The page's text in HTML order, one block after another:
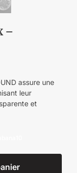
–
assure une
leur
et